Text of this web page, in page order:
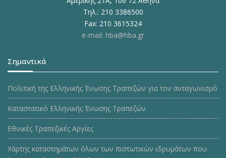
Τηλ.: 210 3386500
Fax: 210 3615324
e-mail: hba@hba.gr
Σημαντικά
Πολιτική της Ελληνικής Ένωσης Τραπεζών για τον ανταγωνισμό
Καταστατικό Ελληνικής Ένωσης Τραπεζών
Εθνικές Τραπεζικές Αργίες
Χάρτης καταστημάτων όλων των πιστωτικών ιδρυμάτων που